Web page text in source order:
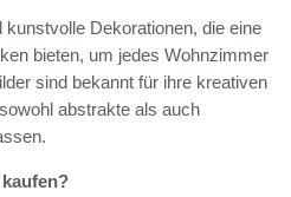
Dekorationen, die eine
bieten, um jedes Wohnzimmer
sind bekannt für ihre kreativen
abstrakte als auch